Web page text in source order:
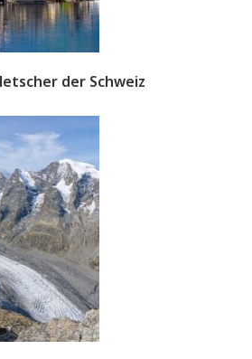
der Schweiz